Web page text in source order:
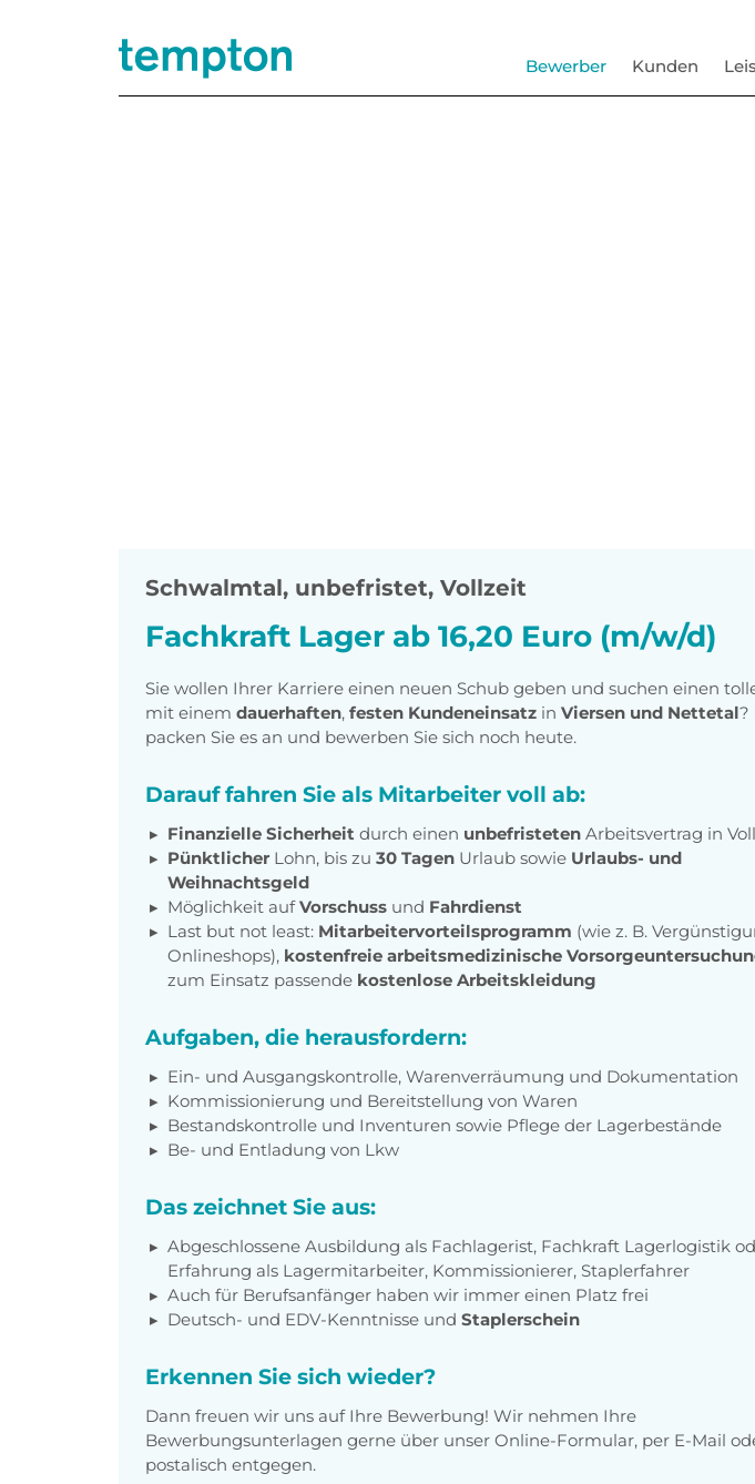
Bewerber Kunden
Schwalmtal, unbefristet, Vollzeit
Fachkraft Lager ab 16,20 Euro (m/w/d)
Sie wollen Ihrer Karriere einen neuen Schub geben und suchen einen
mit einem dauerhaften, festen Kundeneinsatz in Viersen und Nettetal?
packen Sie es an und bewerben Sie sich noch heute.
Darauf fahren Sie als Mitarbeiter voll ab:
Finanzielle Sicherheit durch einen unbefristeten Arbeitsvertrag in
Pünktlicher Lohn, bis zu 30 Tagen Urlaub sowie Urlaubs- und
Weihnachtsgeld
Möglichkeit aufVorschuss und Fahrdienst
Last but not least: Mitarbeitervorteilsprogramm (wie z. B.
Onlineshops), kostenfreie arbeitsmedizinische
zum Einsatz passende kostenlose Arbeitskleidung
Aufgaben, die herausfordern:
Ein- und Ausgangskontrolle, Warenverräumung und Dokumentation
Kommissionierung und Bereitstellung von Waren
Bestandskontrolle und Inventuren sowie Pflege der Lagerbestände
Be- und Entladung von Lkw
Das zeichnet Sie aus:
Abgeschlossene Ausbildung als Fachlagerist, Fachkraft Lagerlogistik
Erfahrung als Lagermitarbeiter, Kommissionierer, Staplerfahrer
Auch für Berufsanfänger haben wir immer einen Platz frei
Deutsch- und EDV-Kenntnisse und Staplerschein
Erkennen Sie sich wieder?
Dann freuen wir uns auf Ihre Bewerbung! Wir nehmen Ihre
Bewerbungsunterlagen gerne über unser Online-Formular, per E-Mail
postalisch entgegen.